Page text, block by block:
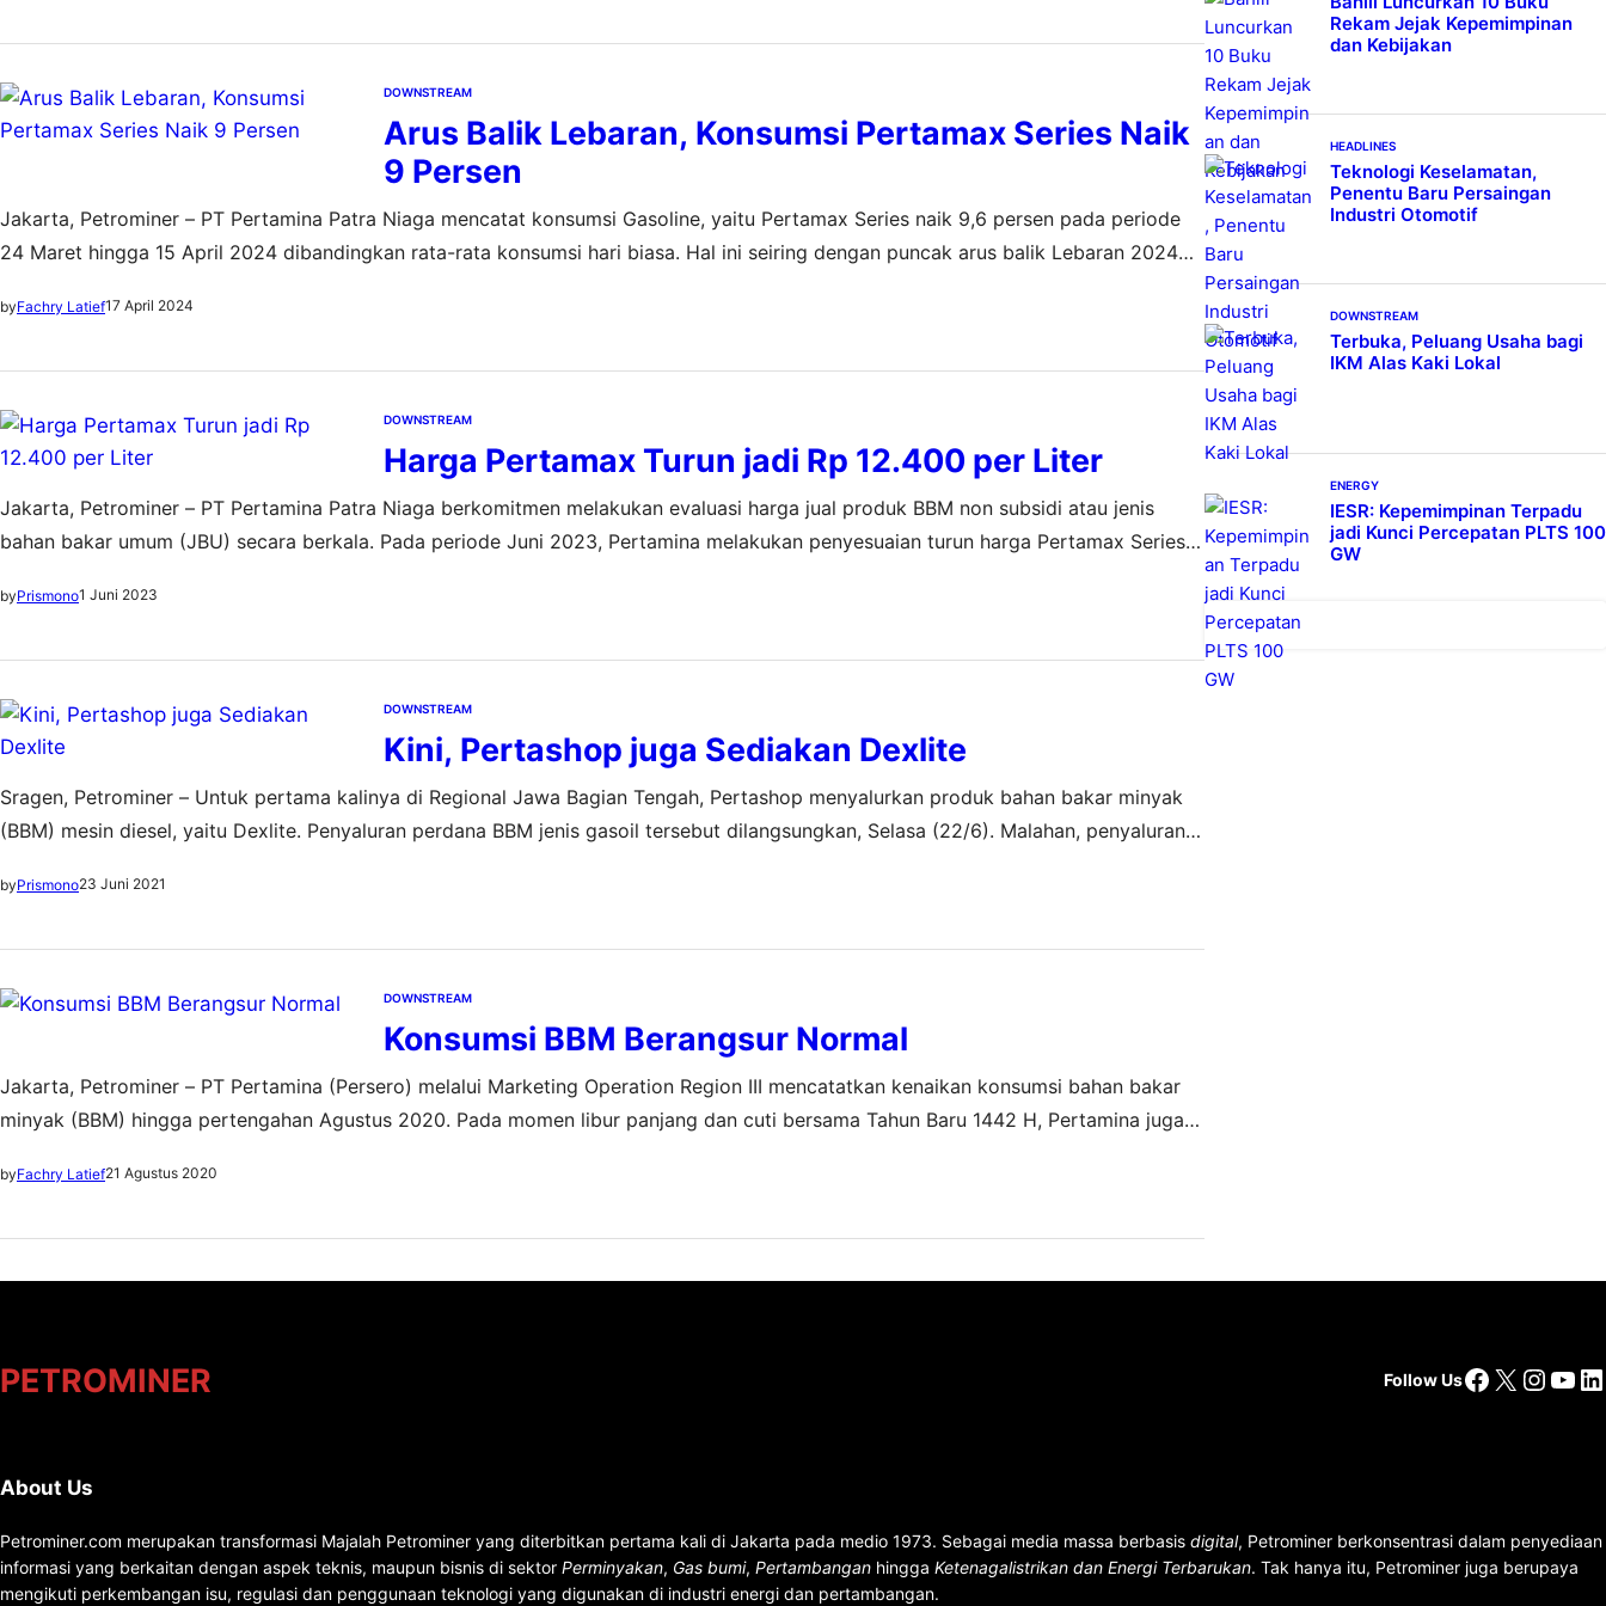
DOWNSTREAM
Arus Balik Lebaran, Konsumsi Pertamax Series Naik
9 Persen
Jakarta, Petrominer – PT Pertamina Patra Niaga mencatat konsumsi Gasoline, yaitu Pertamax Series naik 9,6 persen pada periode
24 Maret hingga 15 April 2024 dibandingkan rata-rata konsumsi hari biasa. Hal ini seiring dengan puncak arus balik Lebaran 2024
byFachry Latief17 April 2024
DOWNSTREAM
Harga Pertamax Turun jadi Rp 12.400 per Liter
Jakarta, Petrominer – PT Pertamina Patra Niaga berkomitmen melakukan evaluasi harga jual produk BBM non subsidi atau jenis
bahan bakar umum (JBU) secara berkala. Pada periode Juni 2023, Pertamina melakukan penyesuaian turun harga Pertamax Series
byPrismono1 Juni 2023
DOWNSTREAM
Kini, Pertashop juga Sediakan Dexlite
Sragen, Petrominer – Untuk pertama kalinya di Regional Jawa Bagian Tengah, Pertashop menyalurkan produk bahan bakar minyak
(BBM) mesin diesel, yaitu Dexlite. Penyaluran perdana BBM jenis gasoil tersebut dilangsungkan, Selasa (22/6). Malahan, penyaluran
Yuvenna, di sela kunjungannya ke Pertashop…
byPrismono23 Juni 2021
DOWNSTREAM
Konsumsi BBM Berangsur Normal
Jakarta, Petrominer – PT Pertamina (Persero) melalui Marketing Operation Region III mencatatkan kenaikan konsumsi bahan bakar
minyak (BBM) hingga pertengahan Agustus 2020. Pada momen libur panjang dan cuti bersama Tahun Baru 1442 H, Pertamina juga
Agustus 2020, konsumsi BBM pada…
byFachry Latief21 Agustus 2020
Rekam Jejak Kepemimpinan
dan Kebijakan
HEADLINES
Teknologi Keselamatan,
Penentu Baru Persaingan
Industri Otomotif
DOWNSTREAM
Terbuka, Peluang Usaha bagi
IKM Alas Kaki Lokal
ENERGY
IESR: Kepemimpinan Terpadu
jadi Kunci Percepatan PLTS 100
GW
PETROMINER Follow UsFacebook
X
About Us
Petrominer.com merupakan transformasi Majalah Petrominer yang diterbitkan pertama kali di Jakarta pada medio 1973. Sebagai media massa berbasis digital, Petrominer berkonsentrasi dalam penyediaan
informasi yang berkaitan dengan aspek teknis, maupun bisnis di sektor Perminyakan, Gas bumi, Pertambangan hingga Ketenagalistrikan dan Energi Terbarukan. Tak hanya itu, Petrominer juga berupaya
mengikuti perkembangan isu, regulasi dan penggunaan teknologi yang digunakan di industri energi dan pertambangan.